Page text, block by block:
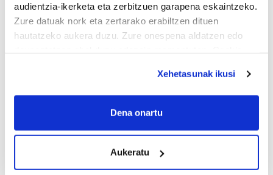
audientzia-ikerketa eta zerbitzuen garapena eskaintzeko.
Zure datuak nork eta zertarako erabiltzen dituen
hautatzeko aukera duzu. Zure onespena aldatzen edo
If you allow, we would also like to:
Collect information about your geographical
Identify your device by actively scanning it for
specific characteristics (fingerprinting)
Xehetasunak ikusi
Dena onartu
Aukeratu